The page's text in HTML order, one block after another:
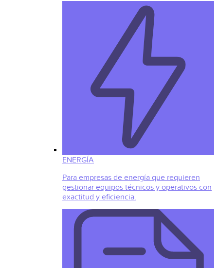
ENERGÍA
Para empresas de energía que requieren
gestionar equipos técnicos y operativos con
exactitud y eficiencia.